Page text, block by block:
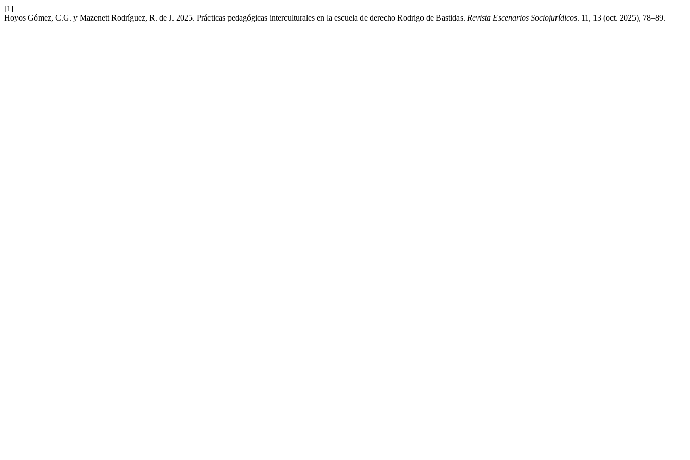
[1]
Hoyos Gómez, C.G. y Mazenett Rodríguez, R. de J. 2025. Prácticas pedagógicas interculturales en la escuela de derecho Rodrigo de Bastidas. Revista Escenarios Sociojurídicos. 11, 13 (oct. 2025), 78–89.